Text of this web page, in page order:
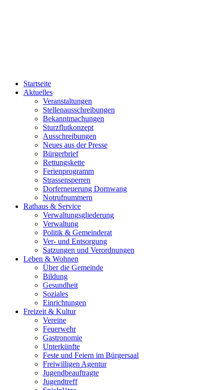
Startseite
Aktuelles
Veranstaltungen
Stellenausschreibungen
Bekanntmachungen
Sturzflutkonzept
Ausschreibungen
Neues aus der Presse
Bürgerbrief
Rettungskette
Ferienprogramm
Strassensperren
Dorferneuerung Dornwang
Notrufnummern
Rathaus & Service
Verwaltungsgliederung
Verwaltung
Politik & Gemeinderat
Ver- und Entsorgung
Satzungen und Verordnungen
Leben & Wohnen
Über die Gemeinde
Bildung
Gesundheit
Soziales
Einrichtungen
Freizeit & Kultur
Vereine
Feuerwehr
Gastronomie
Unterkünfte
Feste und Feiern im Bürgersaal
Freiwilligen Agentur
Jugendbeauftragte
Jugendtreff